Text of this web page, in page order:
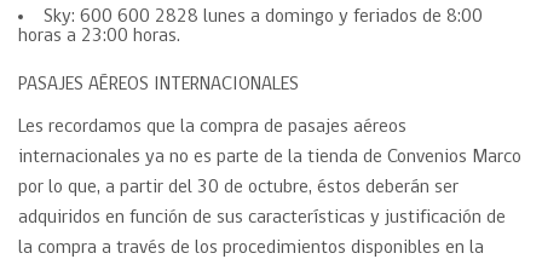
Sky: 600 600 2828 lunes a domingo y feriados de 8:00
horas a 23:00 horas.
PASAJES AÉREOS INTERNACIONALES
Les recordamos que la compra de pasajes aéreos
internacionales ya no es parte de la tienda de Convenios Marco
por lo que, a partir del 30 de octubre, éstos deberán ser
adquiridos en función de sus características y justificación de
la compra a través de los procedimientos disponibles en la